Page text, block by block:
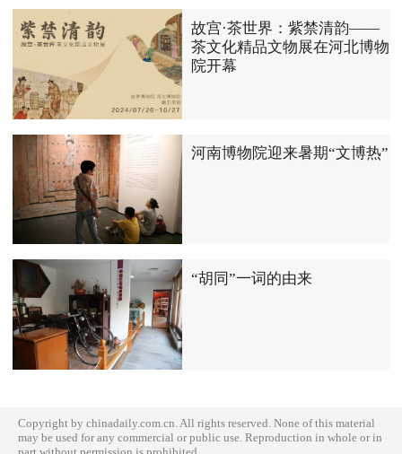
故宫·茶世界：紫禁清韵——
茶文化精品文物展在河北博物
院开幕
河南博物院迎来暑期“文博热”
“胡同”一词的由来
Copyright by chinadaily.com.cn. All rights reserved. None of this material
may be used for any commercial or public use. Reproduction in whole or in